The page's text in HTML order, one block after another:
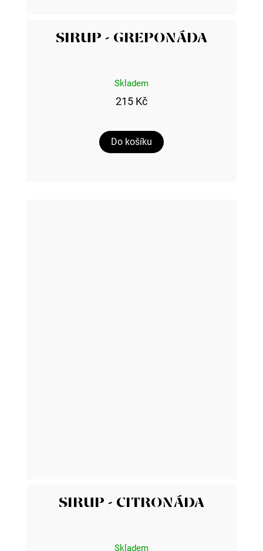
SIRUP - GREPONÁDA
Skladem
215 Kč
Do košíku
SIRUP - CITRONÁDA
Skladem